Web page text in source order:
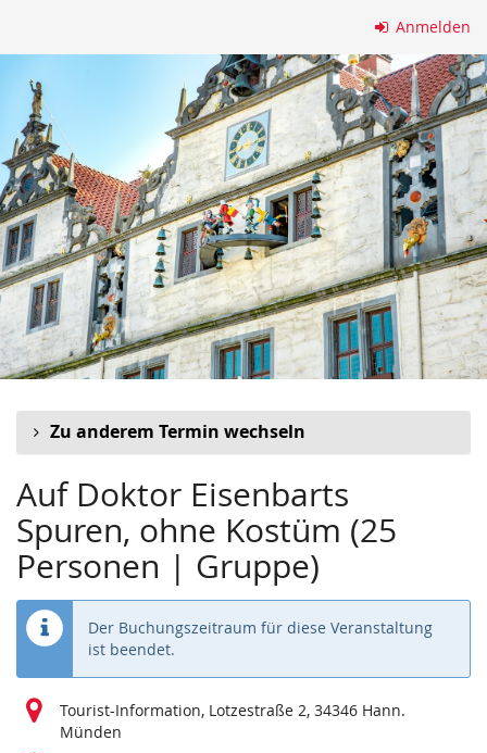
springen
Anmelden
Zu anderem Termin wechseln
Auf Doktor Eisenbarts
Spuren, ohne Kostüm (25
Personen | Gruppe)
Der Buchungszeitraum für diese Veranstaltung
ist beendet.
Tourist-Information, Lotzestraße 2, 34346 Hann.
Münden